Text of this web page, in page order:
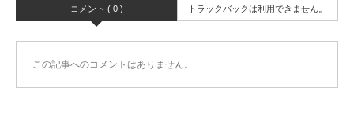
コメント ( 0 ) トラックバックは利用できません。
この記事へのコメントはありません。